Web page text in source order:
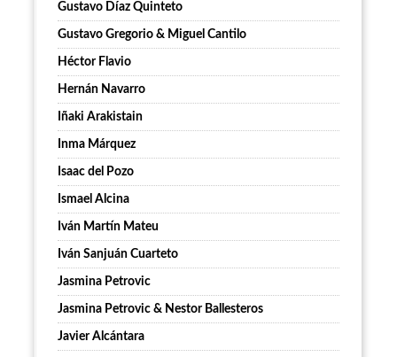
Gustavo Díaz Quinteto
Gustavo Gregorio & Miguel Cantilo
Héctor Flavio
Hernán Navarro
Iñaki Arakistain
Inma Márquez
Isaac del Pozo
Ismael Alcina
Iván Martín Mateu
Iván Sanjuán Cuarteto
Jasmina Petrovic
Jasmina Petrovic & Nestor Ballesteros
Javier Alcántara